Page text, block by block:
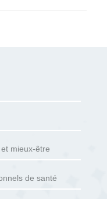
mieux-être
de santé